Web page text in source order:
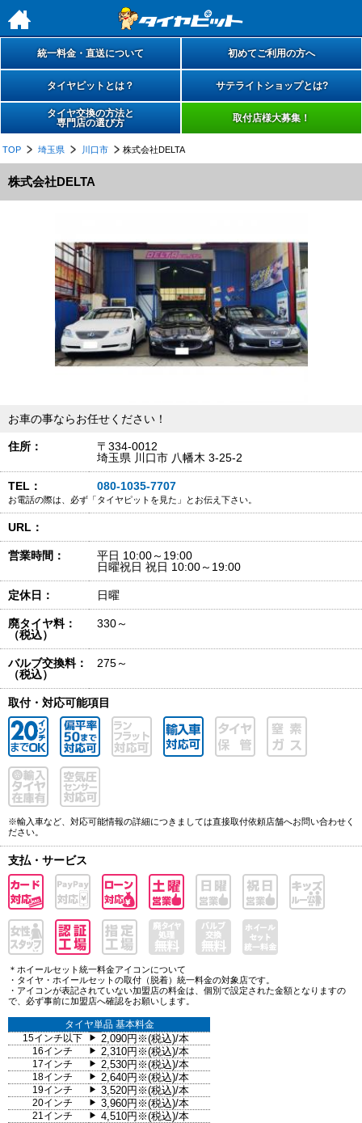
h
統一料金・直送について 初めてご利用の方へ
タイヤピットとは？ サテライトショップとは?
タイヤ交換の方法と
専門店の選び方
取付店様大募集！
TOP 埼玉県 川口市 株式会社DELTA
株式会社DELTA
お車の事ならお任せください！
住所：
〒334-0012
埼玉県 川口市 八幡木 3-25-2
TEL： 080-1035-7707
お電話の際は、必ず「タイヤピットを見た」とお伝え下さい。
URL：
営業時間：
平日 10:00～19:00
日曜祝日 祝日 10:00～19:00
定休日： 日曜
廃タイヤ料：
（税込）
330～
バルブ交換料：
（税込）
275～
取付・対応可能項目
※輸入車など、対応可能情報の詳細につきましては直接取付依頼店舗へお問い合わせく
ださい。
支払・サービス
＊ホイールセット統一料金アイコンについて
・タイヤ・ホイールセットの取付（脱着）統一料金の対象店です。
・アイコンが表記されていない加盟店の料金は、個別で設定された金額となりますの
で、必ず事前に加盟店へ確認をお願いします。
タイヤ単品 基本料金
15インチ以下
▶ 2,090円※(税込)/本
16インチ ▶ 2,310円※(税込)/本
17インチ ▶ 2,530円※(税込)/本
18インチ ▶ 2,640円※(税込)/本
19インチ ▶ 3,520円※(税込)/本
20インチ ▶ 3,960円※(税込)/本
21インチ ▶ 4,510円※(税込)/本